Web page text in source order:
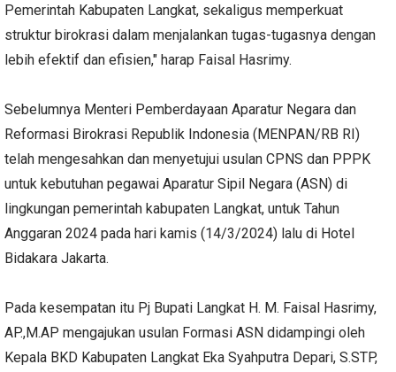
Pemerintah Kabupaten Langkat, sekaligus memperkuat
struktur birokrasi dalam menjalankan tugas-tugasnya dengan
lebih efektif dan efisien," harap Faisal Hasrimy.
Sebelumnya Menteri Pemberdayaan Aparatur Negara dan
Reformasi Birokrasi Republik Indonesia (MENPAN/RB RI)
telah mengesahkan dan menyetujui usulan CPNS dan PPPK
untuk kebutuhan pegawai Aparatur Sipil Negara (ASN) di
lingkungan pemerintah kabupaten Langkat, untuk Tahun
Anggaran 2024 pada hari kamis (14/3/2024) lalu di Hotel
Bidakara Jakarta.
Pada kesempatan itu Pj Bupati Langkat H. M. Faisal Hasrimy,
AP.,M.AP mengajukan usulan Formasi ASN didampingi oleh
Kepala BKD Kabupaten Langkat Eka Syahputra Depari, S.STP,